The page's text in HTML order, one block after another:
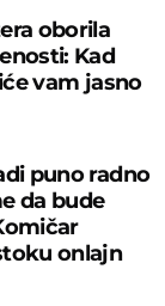
oborila
Kad
vam jasno
puno radno
da bude
onlajn